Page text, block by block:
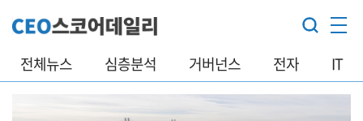
전체뉴스 심층분석 거버넌스 전자 IT